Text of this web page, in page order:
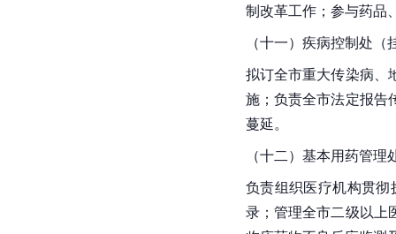
制改革工作；参与药品
（十一）疾病控制处
拟订全市重大传染病、
施；负责全市法定报告
蔓延。
（十二）基本用药管理
负责组织医疗机构贯彻
录；管理全市二级以上